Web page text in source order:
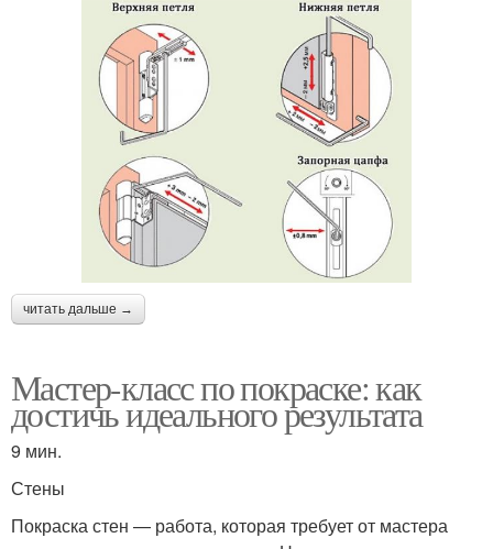
читать дальше →
Мастер-класс по покраске: как
достичь идеального результата
9 мин.
Стены
Покраска стен — работа, которая требует от мастера